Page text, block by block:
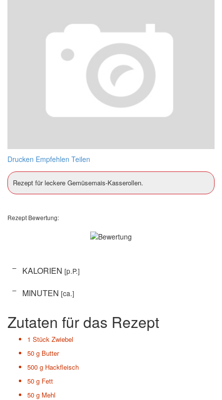
Drucken Empfehlen Teilen
Rezept für leckere Gemüsemais-Kasserollen.
Rezept Bewertung:
– KALORIEN [p.P.]
–
MINUTEN [ca.]
Zutaten für das Rezept
1 Stück Zwiebel
50 g Butter
500 g Hackfleisch
50 g Fett
50 g Mehl